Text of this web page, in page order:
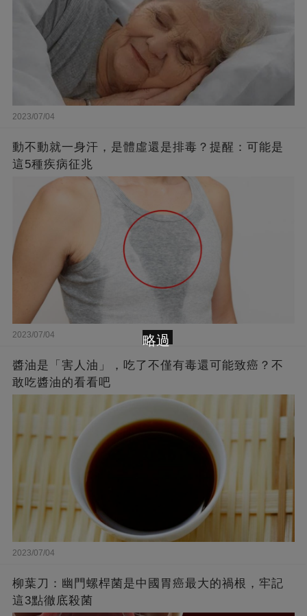
2023/07/04
動不動就一身汗，是體虛還是排毒？提醒：可能是
這5種疾病征兆
2023/07/04
醬油是「害人油」，吃了不僅有毒還可能致癌？不
敢吃醬油的看看吧
2023/07/04
柳葉刀：幽門螺桿菌是中國胃癌最大的禍根，牢記
這3點徹底殺菌
略過